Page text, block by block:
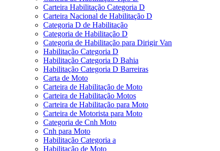
Carteira Habilitação Categoria D
Carteira Nacional de Habilitação D
Categoria D de Habilitação
Categoria de Habilitação D
Categoria de Habilitação para Dirigir Van
Habilitação Categoria D
Habilitação Categoria D Bahia
Habilitação Categoria D Barreiras
Carta de Moto
Carteira de Habilitação de Moto
Carteira de Habilitação Motos
Carteira de Habilitação para Moto
Carteira de Motorista para Moto
Categoria de Cnh Moto
Cnh para Moto
Habilitação Categoria a
Habilitação de Moto